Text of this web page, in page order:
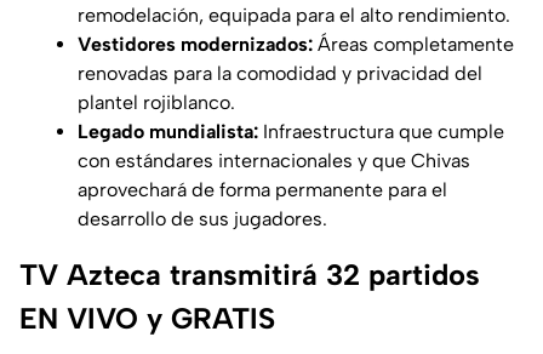
remodelación, equipada para el alto rendimiento.
Vestidores modernizados: Áreas completamente
renovadas para la comodidad y privacidad del
plantel rojiblanco.
Legado mundialista: Infraestructura que cumple
con estándares internacionales y que Chivas
aprovechará de forma permanente para el
desarrollo de sus jugadores.
TV Azteca transmitirá 32 partidos
EN VIVO y GRATIS